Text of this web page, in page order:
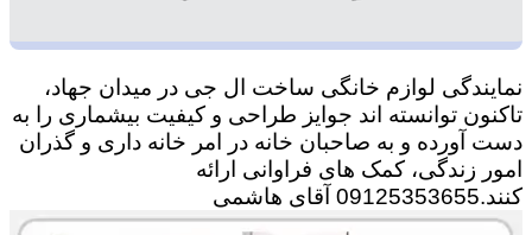
نمایندگی لوازم خانگی ساخت ال جی در میدان جهاد،
تاکنون توانسته اند جوایز طراحی و کیفیت بیشماری را به
دست آورده و به صاحبان خانه در امر خانه داری و گذران
امور زندگی، کمک های فراوانی ارائه
کنند.09125353655 آقای هاشمی